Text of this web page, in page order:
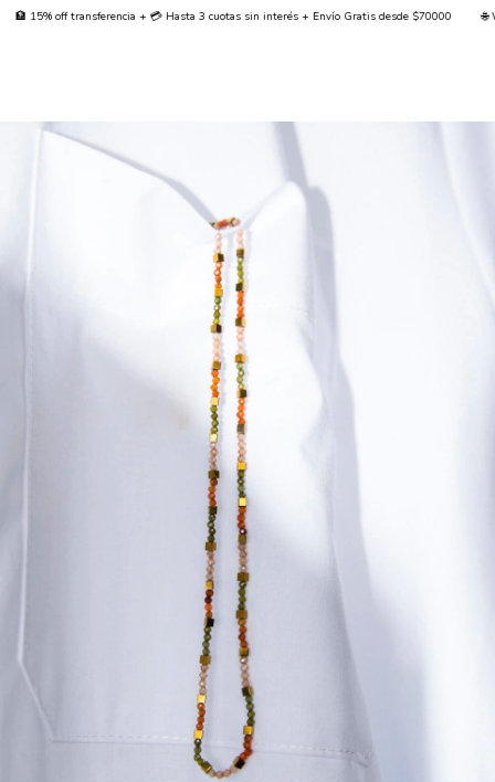
15% off transferencia + 💳 Hasta 3 cuotas sin interés + Envío Gratis desde $70000 🌐